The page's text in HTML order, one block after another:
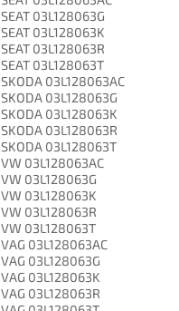
SEAT 03L128063G
SEAT 03L128063K
SEAT 03L128063R
SEAT 03L128063T
SKODA 03L128063AC
SKODA 03L128063G
SKODA 03L128063K
SKODA 03L128063R
SKODA 03L128063T
VW 03L128063AC
VW 03L128063G
VW 03L128063K
VW 03L128063R
VW 03L128063T
VAG 03L128063AC
VAG 03L128063G
VAG 03L128063K
VAG 03L128063R